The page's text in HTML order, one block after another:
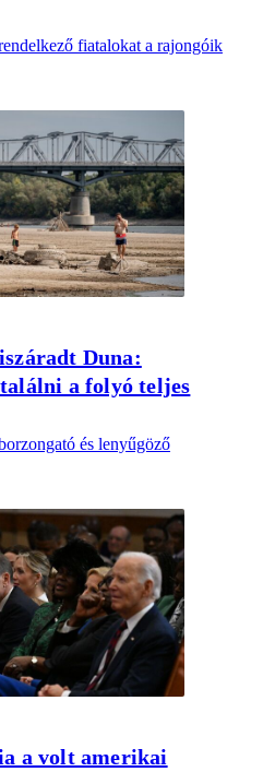
fiatalokat a rajongóik
Duna:
a folyó teljes
és lenyűgöző
a volt amerikai